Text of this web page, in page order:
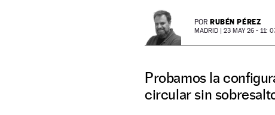
POR RUBÉN PÉREZ
MADRID | 23 MAY 26 - 11:
Probamos la
circular sin